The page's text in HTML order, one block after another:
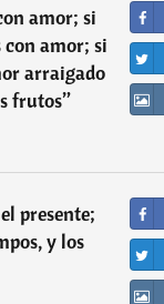
amor; si
amor; si
arraigado
frutos”
presente;
y los